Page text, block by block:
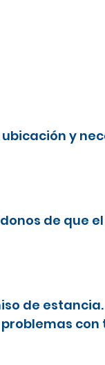
y
de que
de estancia.
con